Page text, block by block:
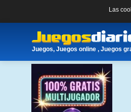
Las
Juegos, Juegos online , Juegos